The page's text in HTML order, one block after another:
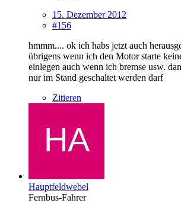
15. Dezember 2012
#156
hmmm.... ok ich habs jetzt auch
übrigens wenn ich den Motor starte
einlegen auch wenn ich bremse usw.
nur im Stand geschaltet werden darf
Zitieren
Hauptfeldwebel
Fernbus-Fahrer